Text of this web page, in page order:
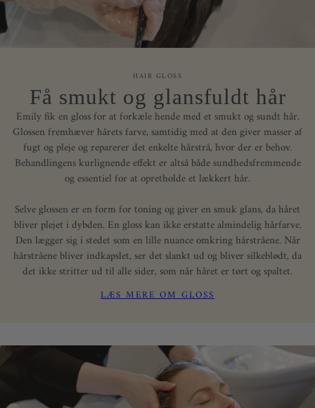
Få smukt og glansfuldt hår
HAIR GLOSS
Emily fik en gloss for at forkæle hende med et smukt og sundt hår.
Glossen fremhæver hårets farve, samtidig med at den giver masser af
fugt og pleje og reparerer det enkelte hårstrå, hvor der er behov.
Behandlingens kurlignende effekt er altså både sundhedsfremmende
og essentiel for at opretholde et lækkert hår.
Selve glossen er en form for toning og giver en smuk glans, da håret
bliver plejet i dybden. En gloss kan ikke erstatte almindelig hårfarve.
Den lægger sig i stedet som en lille nuance omkring hårstråene. Når
hårstråene bliver indkapslet, ser det slankt ud og bliver silkeblødt, da
det ikke stritter ud til alle sider, som når håret er tørt og spaltet.
LÆS MERE OM GLOSS